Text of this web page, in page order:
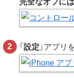
完全なオフに
「設定 」アプリ